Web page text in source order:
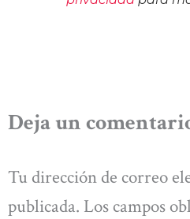
Deja un
Tu dirección de correo
publicada. Los campos